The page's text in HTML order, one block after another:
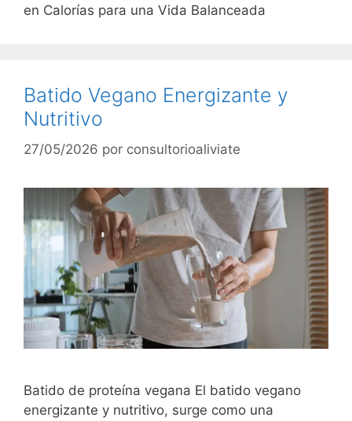
en Calorías para una Vida Balanceada
Batido Vegano Energizante y
Nutritivo
27/05/2026 por consultorioaliviate
Batido de proteína vegana El batido vegano
energizante y nutritivo, surge como una